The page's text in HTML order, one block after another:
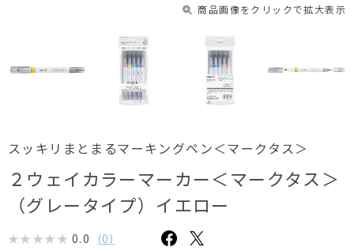
商品画像をクリックで拡大表示
スッキリまとまるマーキングペン＜マークタス＞
２ウェイカラーマーカー＜マークタス＞
（グレータイプ）イエロー
0.0 (0)